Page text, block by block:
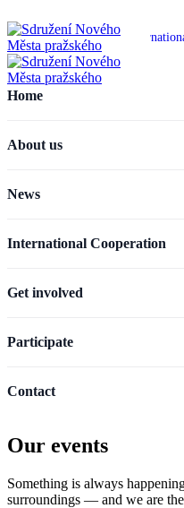
HomeAbout usNews
Home
About us
News
International Cooperation
Get involved
Participate
Contact
Our events
Something is always
surroundings — and we are